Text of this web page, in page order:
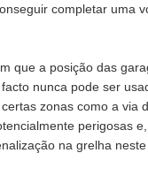
completar uma
que a posição das
nunca pode ser
zonas como a via
perigosas
na grelha neste